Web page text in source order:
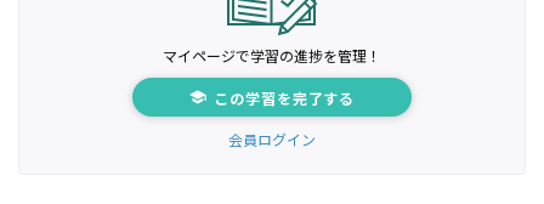
マイページで学習の進捗を管理！
この学習を完了する
会員ログイン